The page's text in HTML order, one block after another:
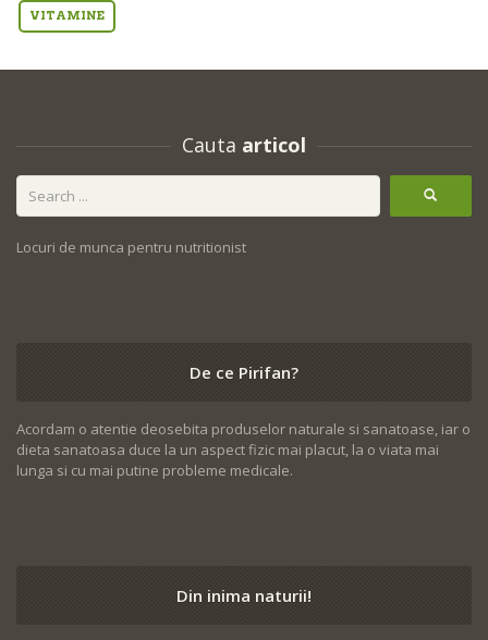
VITAMINE
Cauta articol
Locuri de munca pentru nutritionist
De ce Pirifan?
Acordam o atentie deosebita produselor naturale si sanatoase, iar o
dieta sanatoasa duce la un aspect fizic mai placut, la o viata mai
lunga si cu mai putine probleme medicale.
Din inima naturii!